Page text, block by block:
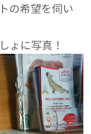
の希望を伺い
ょに写真！